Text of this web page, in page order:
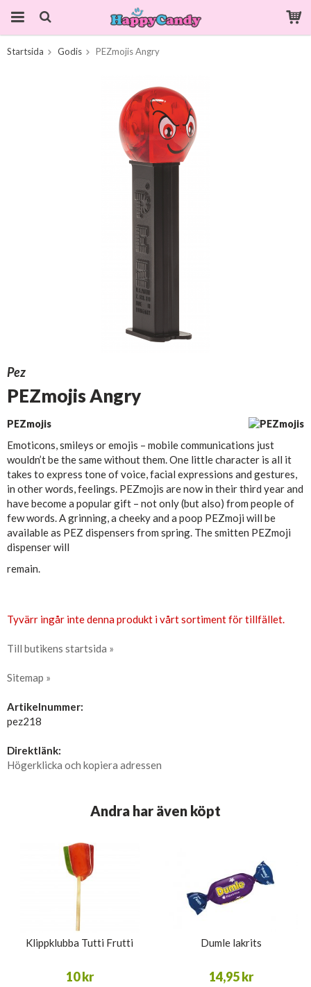
Startsida Godis PEZmojis Angry
Pez
PEZmojis Angry
PEZmojis
Emoticons, smileys or emojis – mobile communications just
wouldn’t be the same without them. One little character is all it
takes to express tone of voice, facial expressions and gestures,
in other words, feelings. PEZmojis are now in their third year and
have become a popular gift – not only (but also) from people of
few words. A grinning, a cheeky and a poop PEZmoji will be
available as PEZ dispensers from spring. The smitten PEZmoji
dispenser will
remain.
Tyvärr ingår inte denna produkt i vårt sortiment för tillfället.
Till butikens startsida »
Sitemap »
Artikelnummer:
pez218
Direktlänk:
Högerklicka och kopiera adressen
Andra har även köpt
Klippklubba Tutti Frutti
10 kr
Dumle lakrits
14,95 kr